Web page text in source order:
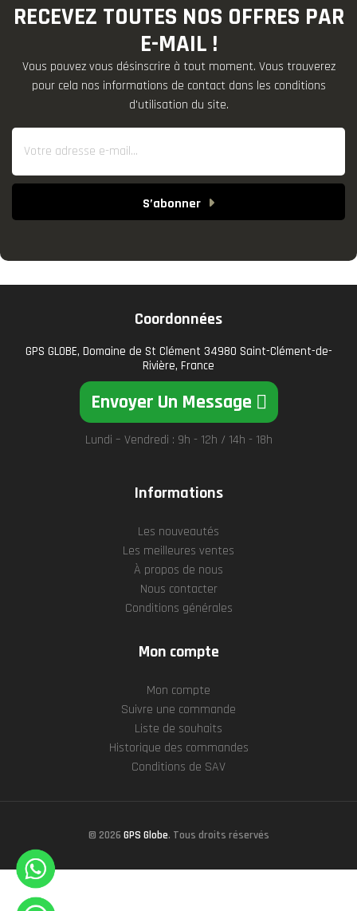
RECEVEZ TOUTES NOS OFFRES PAR
E-MAIL !
Vous pouvez vous désinscrire à tout moment. Vous trouverez
pour cela nos informations de contact dans les conditions
d'utilisation du site.
S’abonner
Coordonnées
GPS GLOBE, Domaine de St Clément 34980 Saint-Clément-de-
Rivière, France
Envoyer Un Message
Lundi – Vendredi : 9h - 12h / 14h - 18h
Informations
Les nouveautés
Les meilleures ventes
À propos de nous
Nous contacter
Conditions générales
Mon compte
Mon compte
Suivre une commande
Liste de souhaits
Historique des commandes
Conditions de SAV
© 2026 GPS Globe. Tous droits réservés